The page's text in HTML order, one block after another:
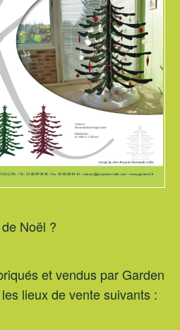
Noël ?
et vendus par Garden
lieux de vente suivants :